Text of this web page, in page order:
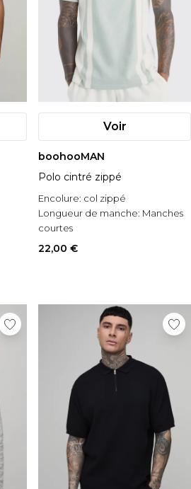
Voir
boohooMAN
Polo cintré zippé
Encolure: col zippé
Longueur de manche: Manches
courtes
Style: Polo uni
22,00 €